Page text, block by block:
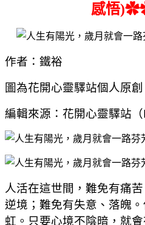
感悟
作者：鐵裕
圖為花開心靈驛站個人原創
編輯來源：花開心靈驛站（
人活在這世間，難免有痛
逆境；難免有失意、落魄
虹。只要心境不陰暗，就